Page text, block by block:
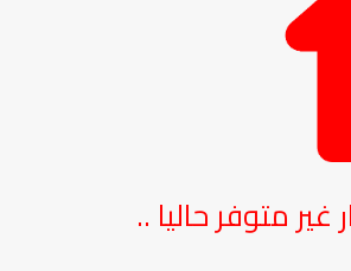
غير متوفر حاليا ..